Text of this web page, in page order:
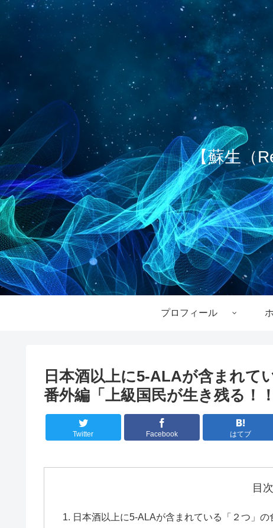
【蘇生（
プロフィール
日本酒以上に5-ALAが含まれて
番外編「上級国民が生き残る！
Twitter Facebook はてブ
目次
日本酒以上に5-ALAが含まれている「２つ」